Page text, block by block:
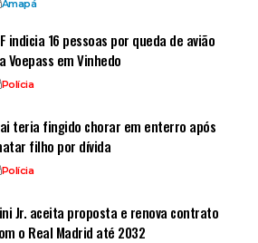
Amapá
indicia 16 pessoas por queda de avião
Voepass em Vinhedo
Polícia
teria fingido chorar em enterro após
filho por dívida
Polícia
Jr. aceita proposta e renova contrato
o Real Madrid até 2032